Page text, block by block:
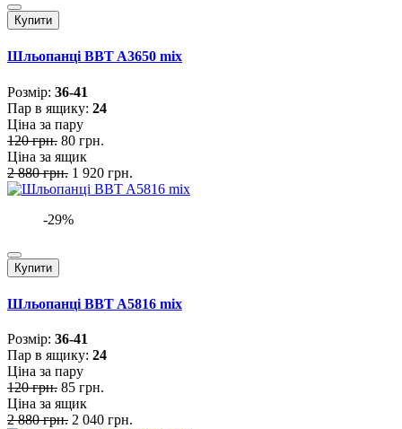
Купити
Шльопанці BBT A3650 mix
Розмiр: 36-41
Пар в ящику: 24
Ціна за пару
120 грн. 80 грн.
Ціна за ящик
2 880 грн. 1 920 грн.
-29%
Купити
Шльопанці BBT A5816 mix
Розмiр: 36-41
Пар в ящику: 24
Ціна за пару
120 грн. 85 грн.
Ціна за ящик
2 880 грн. 2 040 грн.